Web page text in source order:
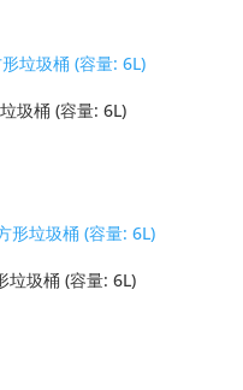
圾桶 (容量: 6L)
垃圾桶 (容量: 6L)